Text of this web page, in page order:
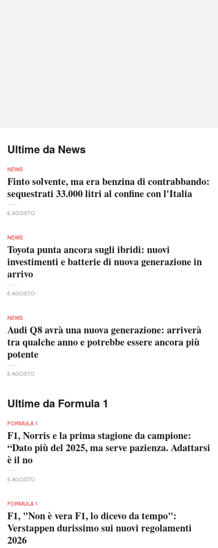
Ultime da News
NEWS
Finto solvente, ma era benzina di contrabbando:
sequestrati 33.000 litri al confine con l'Italia
6 AGOSTO
NEWS
Toyota punta ancora sugli ibridi: nuovi
investimenti e batterie di nuova generazione in
arrivo
6 AGOSTO
NEWS
Audi Q8 avrà una nuova generazione: arriverà
tra qualche anno e potrebbe essere ancora più
potente
6 AGOSTO
Ultime da Formula 1
FORMULA 1
F1, Norris e la prima stagione da campione:
“Dato più del 2025, ma serve pazienza. Adattarsi
è il no
6 AGOSTO
FORMULA 1
F1, "Non è vera F1, lo dicevo da tempo":
Verstappen durissimo sui nuovi regolamenti
2026